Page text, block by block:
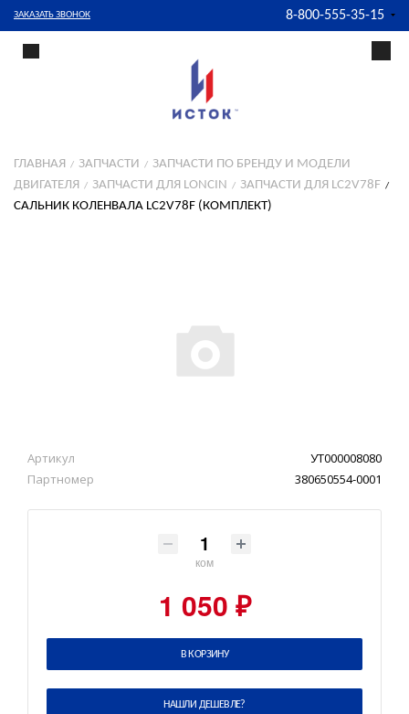
ЗАКАЗАТЬ ЗВОНОК 8-800-555-35-15
ГЛАВНАЯ ЗАПЧАСТИ
ЗАПЧАСТИ ПО БРЕНДУ И МОДЕЛИ
ДВИГАТЕЛЯ
ЗАПЧАСТИ ДЛЯ LONCIN
ЗАПЧАСТИ ДЛЯ LC2V78F
САЛЬНИК КОЛЕНВАЛА LC2V78F (КОМПЛЕКТ)
Артикул
УТ000008080
Партномер
380650554-0001
ком
1 050 ₽
В КОРЗИНУ
НАШЛИ ДЕШЕВЛЕ?